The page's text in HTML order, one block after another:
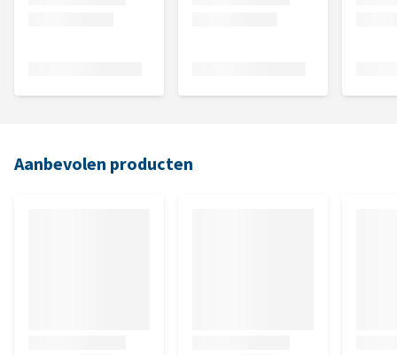
Aanbevolen producten